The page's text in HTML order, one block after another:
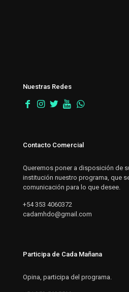
Nuestras Redes
Contacto Comercial
Queremos poner a disposición de
institución nuestro programa, que
comunicación para lo que desee.
+54 353 4060372
cadamhdo@gmail.com
Participa de Cada Mañana
Opina, participa del programa.